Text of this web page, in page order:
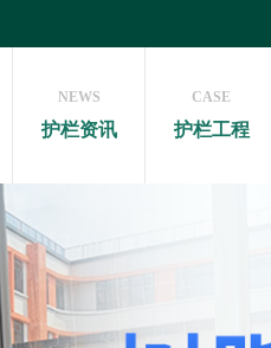
NEWS
护栏资讯
CASE
护栏工程